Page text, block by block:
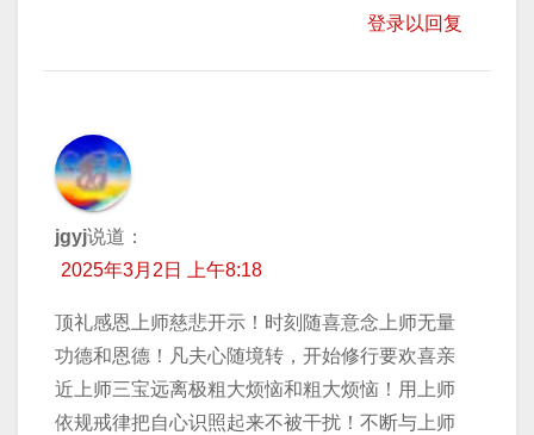
登录以回复
jgyj说道：
2025年3月2日 上午8:18
顶礼感恩上师慈悲开示！时刻随喜意念上师无量
功德和恩德！凡夫心随境转，开始修行要欢喜亲
近上师三宝远离极粗大烦恼和粗大烦恼！用上师
依规戒律把自心识照起来不被干扰！不断与上师